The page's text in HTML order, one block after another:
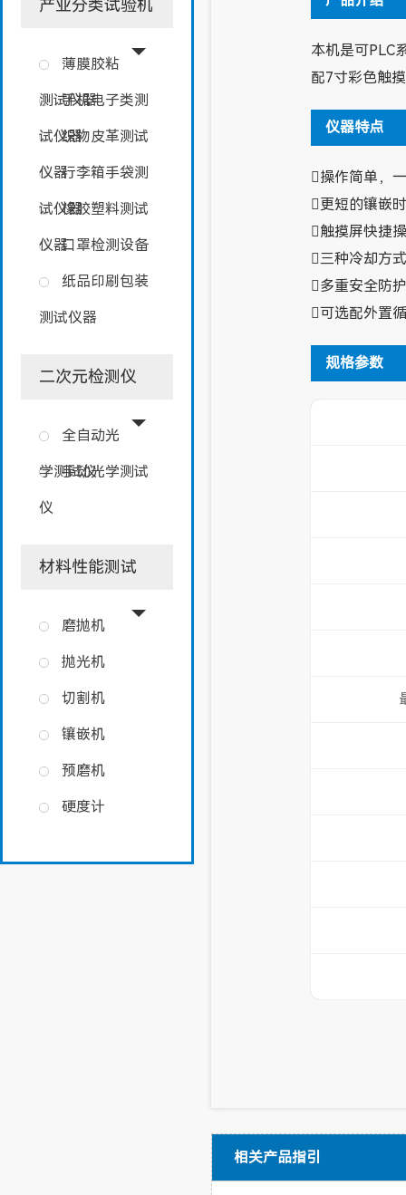
产业分类试验机
薄膜胶粘
测试仪器
手机电子类测
试仪器织物皮革测试
仪器行李箱手袋测
试仪器橡胶塑料测试
仪器口罩检测设备
纸品印刷包装
测试仪器
二次元检测仪
全自动光
学测试仪
手动光学测试
仪
材料性能测试
磨抛机
抛光机
切割机
镶嵌机
预磨机
硬度计
本机是可PLC
配7寸彩色触
仪器特点
操作简单，
更短的镶嵌
触摸屏快捷
三种冷却方
多重安全防
可选配外置
规格参数
相关产品指引